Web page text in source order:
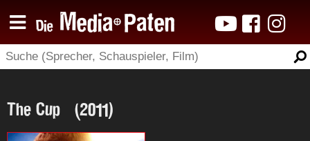
The Cup (2011)